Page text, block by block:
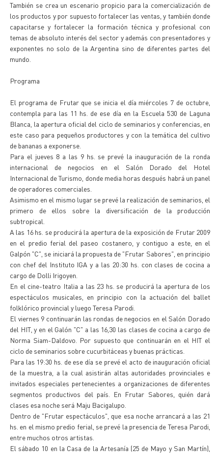
También se crea un escenario propicio para la comercialización de
los productos y por supuesto fortalecer las ventas, y también donde
capacitarse y fortalecer la formación técnica y profesional con
temas de absoluto interés del sector y además con presentadores y
exponentes no solo de la Argentina sino de diferentes partes del
mundo.
Programa
El programa de Frutar que se inicia el día miércoles 7 de octubre,
contempla para las 11 hs. de ese día en la Escuela 530 de Laguna
Blanca, la apertura oficial del ciclo de seminarios y conferencias, en
este caso para pequeños productores y con la temática del cultivo
de bananas a exponerse.
Para el jueves 8 a las 9 hs. se prevé la inauguración de la ronda
internacional de negocios en el Salón Dorado del Hotel
Internacional de Turismo, donde media horas después habrá un panel
de operadores comerciales.
Asimismo en el mismo lugar se prevé la realización de seminarios, el
primero de ellos sobre la diversificación de la producción
subtropical.
A las 16 hs. se producirá la apertura de la exposición de Frutar 2009
en el predio ferial del paseo costanero, y contiguo a este, en el
Galpón "C", se iniciará la propuesta de "Frutar Sabores", en principio
con chef del Instituto IGA y a las 20:30 hs. con clases de cocina a
cargo de Dolli Irigoyen.
En el cine-teatro Italia a las 23 hs. se producirá la apertura de los
espectáculos musicales, en principio con la actuación del ballet
folklórico provincial y luego Teresa Parodi.
El viernes 9 continuarán las rondas de negocios en el Salón Dorado
del HIT, y en el Galón "C" a las 16,30 las clases de cocina a cargo de
Norma Siam-Daldovo. Por supuesto que continuarán en el HIT el
ciclo de seminarios sobre cucurbitáceas y buenas prácticas.
Para las 19:30 hs. de ese día se prevé el acto de inauguración oficial
de la muestra, a la cual asistirán altas autoridades provinciales e
invitados especiales pertenecientes a organizaciones de diferentes
segmentos productivos del país. En Frutar Sabores, quién dará
clases esa noche será Maju Bacigalupo.
Dentro de "Frutar espectáculos", que esa noche arrancará a las 21
hs. en el mismo predio ferial, se prevé la presencia de Teresa Parodi,
entre muchos otros artistas.
El sábado 10 en la Casa de la Artesanía (25 de Mayo y San Martín),